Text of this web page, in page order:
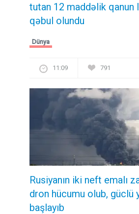
tutan 12 maddəlik qanun
qəbul olundu ​​​​​​​
Dünya
11:09 791
Rusiyanın iki neft emalı
dron hücumu olub, güclü
başlayıb